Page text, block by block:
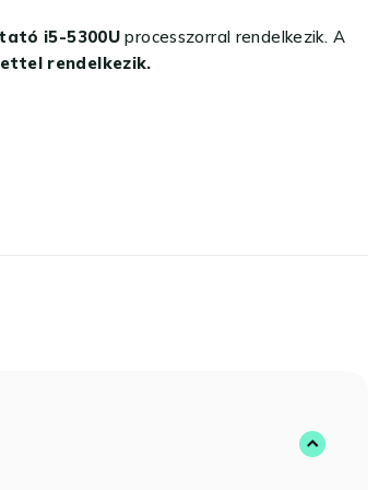
i5-5300U processzorral rendelkezik. A
rendelkezik.